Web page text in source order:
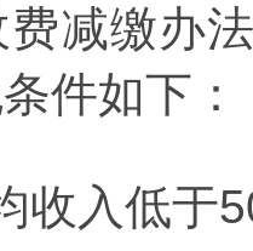
减缴办
件如下：
收入低于